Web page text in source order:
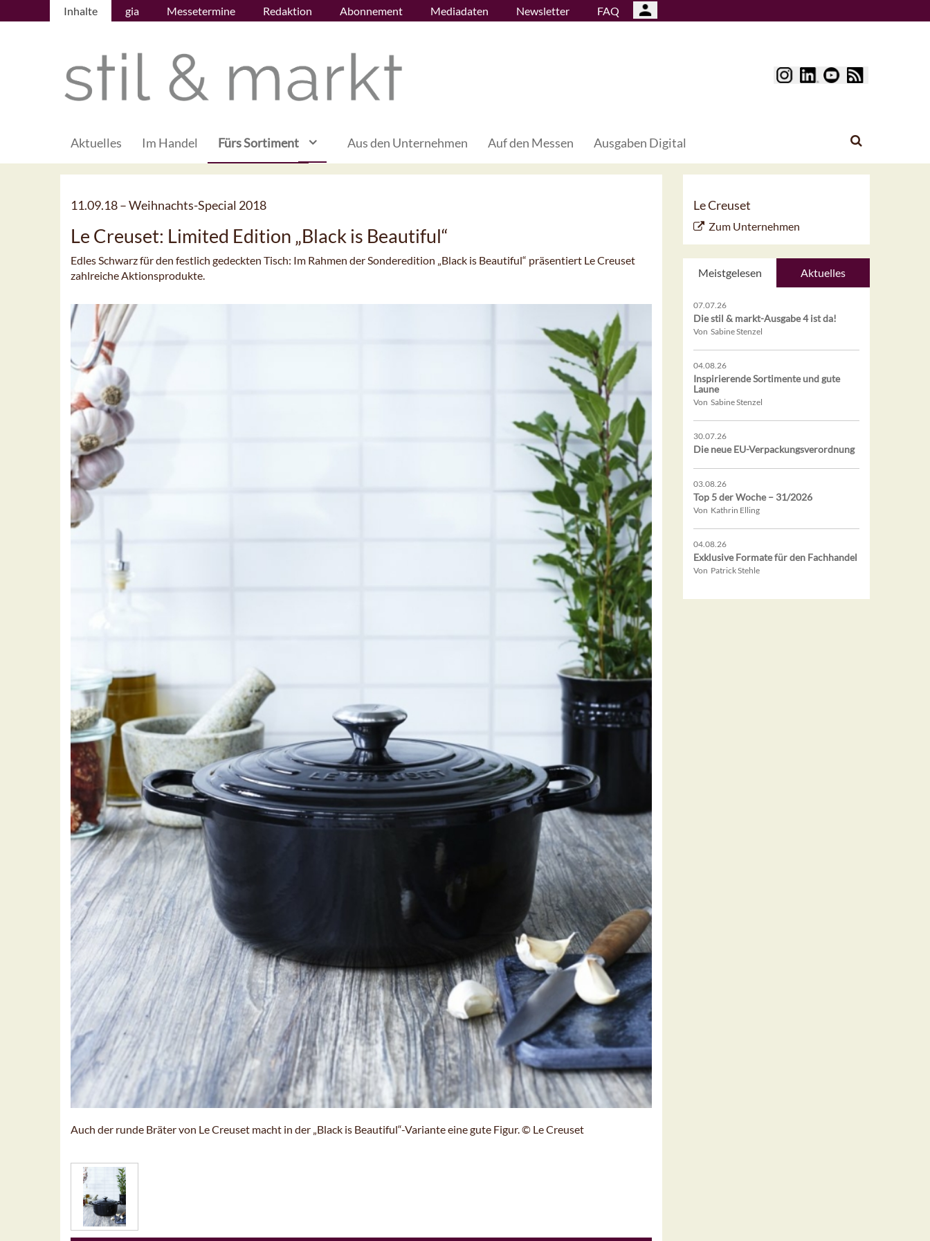
Inhalte gia Messetermine Redaktion Abonnement Mediadaten Newsletter FAQ
Aktuelles Im Handel Fürs Sortiment Aus den Unternehmen Auf den Messen Ausgaben Digital
11.09.18 –Weihnachts-Special 2018
Le Creuset: Limited Edition „Black is Beautiful“
Edles Schwarz für den festlich gedeckten Tisch: Im Rahmen der Sonderedition „Black is Beautiful“ präsentiert Le Creuset
zahlreiche Aktionsprodukte.
Auch der runde Bräter von Le Creuset macht in der „Black is Beautiful“-Variante eine gute Figur. © Le Creuset
Le Creuset
Zum Unternehmen
Meistgelesen Aktuelles
07.07.26
Die stil & markt-Ausgabe 4 ist da!
Von Sabine Stenzel
04.08.26
Inspirierende Sortimente und gute
Laune
Von Sabine Stenzel
30.07.26
Die neue EU-Verpackungsverordnung
03.08.26
Top 5 der Woche – 31/2026
Von Kathrin Elling
04.08.26
Exklusive Formate für den Fachhandel
Von Patrick Stehle